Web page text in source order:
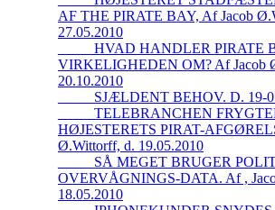
AF THE PIRATE BAY, Af Jacob
27.05.2010
_____HVAD HANDLER PIRATE
VIRKELIGHEDEN OM? Af Jacob
20.10.2010
_____SJÆLDENT BEHOV. D. 19-
_____TELEBRANCHEN
HØJESTERETS PIRAT-
Ø.Wittorff, d. 19.05.2010
_____SÅ MEGET BRUGER
OVERVÅGNINGS-DATA. Af ,
18.05.2010